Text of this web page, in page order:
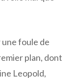
foule de
plan, dont
Leopold,